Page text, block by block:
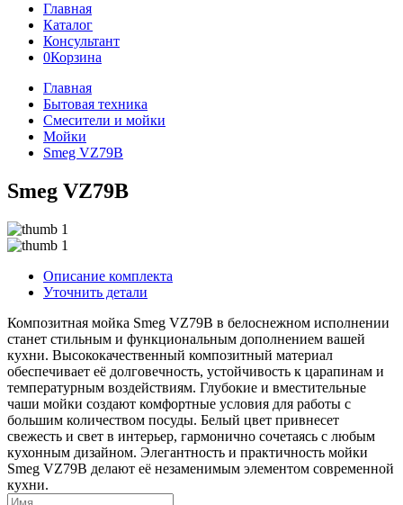
Главная
Каталог
Консультант
0Корзина
Главная
Бытовая техника
Смесители и мойки
Мойки
Smeg VZ79B
Smeg VZ79B
Описание комплекта
Уточнить детали
Композитная мойка Smeg VZ79B в белоснежном исполнении
станет стильным и функциональным дополнением вашей
кухни. Высококачественный композитный материал
обеспечивает её долговечность, устойчивость к царапинам и
температурным воздействиям. Глубокие и вместительные
чаши мойки создают комфортные условия для работы с
большим количеством посуды. Белый цвет привнесет
свежесть и свет в интерьер, гармонично сочетаясь с любым
кухонным дизайном. Элегантность и практичность мойки
Smeg VZ79B делают её незаменимым элементом современной
кухни.